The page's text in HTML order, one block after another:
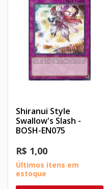
Shiranui Style
Swallow's Slash -
BOSH-EN075
R$ 1,00
Últimos itens em
estoque